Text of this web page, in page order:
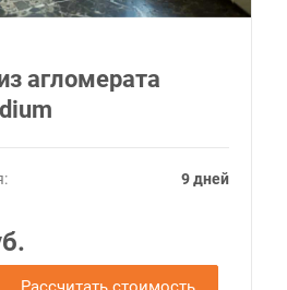
агломерата
9 дней